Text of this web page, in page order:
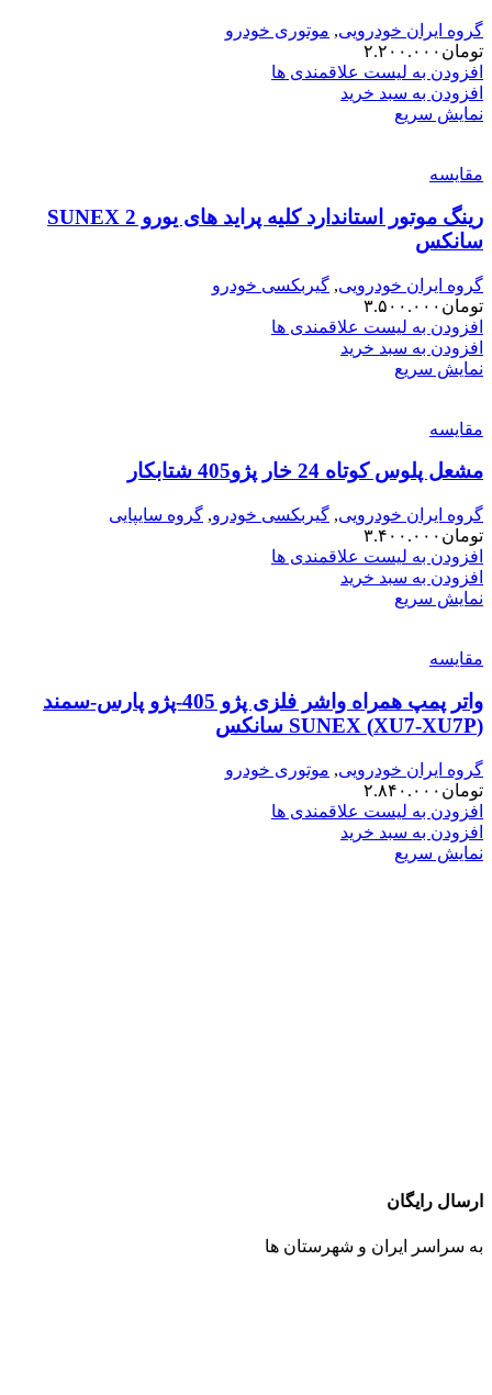
گروه ایران خودرویی, موتوری خودرو
تومان ۲.۲۰۰.۰۰۰
افزودن به لیست علاقمندی ها
افزودن به سبد خرید
نمایش سریع
مقایسه
رینگ موتور استاندارد کلیه پراید های یورو 2 SUNEX
سانکس
گروه ایران خودرویی, گیربکسی خودرو
تومان ۳.۵۰۰.۰۰۰
افزودن به لیست علاقمندی ها
افزودن به سبد خرید
نمایش سریع
مقایسه
مشعل پلوس کوتاه 24 خار پژو405 شتابکار
گروه ایران خودرویی, گیربکسی خودرو, گروه سایپایی
تومان ۳.۴۰۰.۰۰۰
افزودن به لیست علاقمندی ها
افزودن به سبد خرید
نمایش سریع
مقایسه
واتر پمپ همراه واشر فلزی پژو 405-پژو پارس-سمند
(XU7-XU7P) SUNEX سانکس
گروه ایران خودرویی, موتوری خودرو
تومان ۲.۸۴۰.۰۰۰
افزودن به لیست علاقمندی ها
افزودن به سبد خرید
نمایش سریع
ارسال رایگان
به سراسر ایران و شهرستان ها